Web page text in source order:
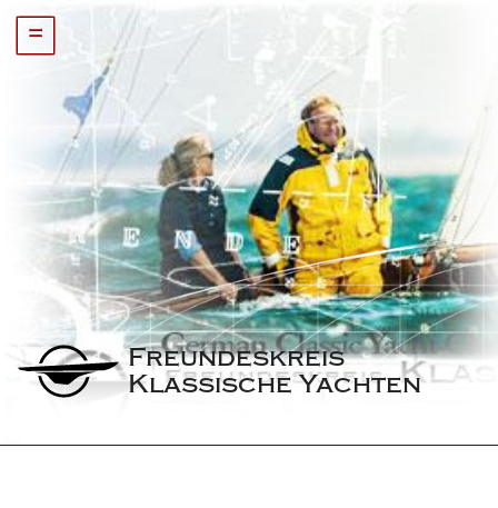
=
Freundeskreis
Klassische Yachten